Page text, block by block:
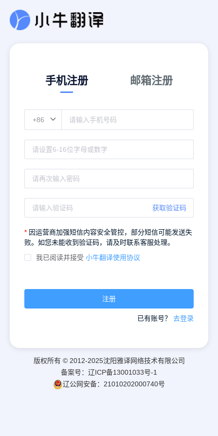
手机注册 邮箱注册
获取验证码
* 因运营商加强短信内容安全管控，部分短信可能发送失
败。如您未能收到验证码，请及时联系客服处理。
我已阅读并接受 小牛翻译使用协议
注册
已有账号？ 去登录
版权所有 © 2012-2025沈阳雅译网络技术有限公司
备案号：辽ICP备13001033号-1
辽公网安备：21010202000740号